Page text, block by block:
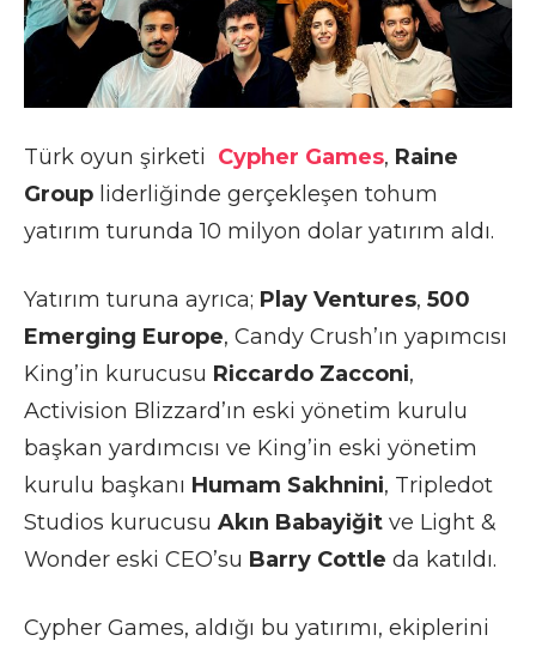
Türk oyun şirketi Cypher Games, Raine
Group liderliğinde gerçekleşen tohum
yatırım turunda 10 milyon dolar yatırım aldı.
Yatırım turuna ayrıca; Play Ventures, 500
Emerging Europe, Candy Crush’ın yapımcısı
King’in kurucusu Riccardo Zacconi,
Activision Blizzard’ın eski yönetim kurulu
başkan yardımcısı ve King’in eski yönetim
kurulu başkanı Humam Sakhnini, Tripledot
Studios kurucusu Akın Babayiğit ve Light &
Wonder eski CEO’su Barry Cottle da katıldı.
Cypher Games, aldığı bu yatırımı, ekiplerini